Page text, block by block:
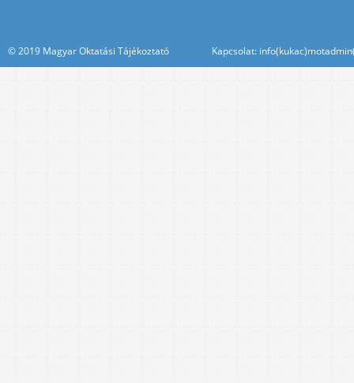
© 2019 Magyar Oktatási Tájékoztató Kapcsolat: